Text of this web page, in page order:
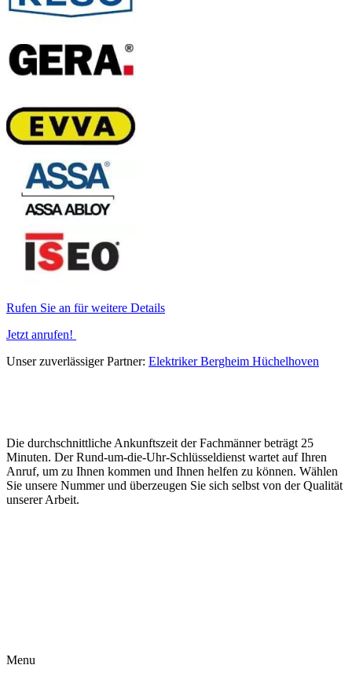
Rufen Sie an für weitere Details
Jetzt anrufen!
Unser zuverlässiger Partner: Elektriker Bergheim Hüchelhoven
Die durchschnittliche Ankunftszeit der Fachmänner beträgt 25
Minuten. Der Rund-um-die-Uhr-Schlüsseldienst wartet auf Ihren
Anruf, um zu Ihnen kommen und Ihnen helfen zu können. Wählen
Sie unsere Nummer und überzeugen Sie sich selbst von der Qualität
unserer Arbeit.
Menu